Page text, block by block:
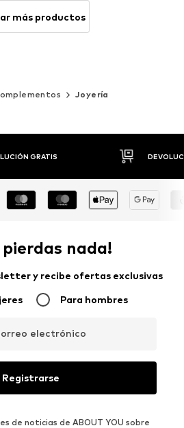
más productos
Joyería
HASTA 30 DÍAS
pierdas nada!
y recibe ofertas exclusivas
Para hombres
electrónico
Registrarse
de noticias de ABOUT YOU sobre